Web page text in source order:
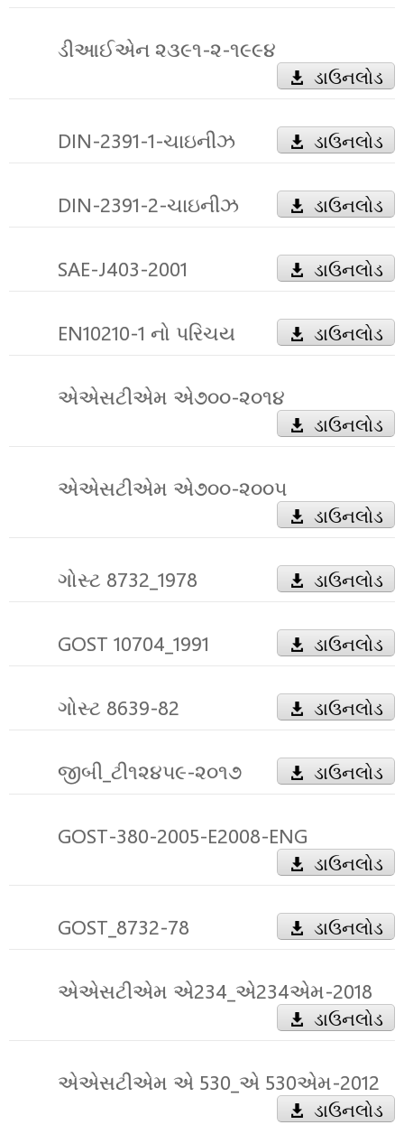
ડીઆઈએન ૨૩૯૧-૨-૧૯૯૪
ડાઉનલોડ
DIN-2391-1-ચાઇનીઝ ડાઉનલોડ
DIN-2391-2-ચાઇનીઝ ડાઉનલોડ
SAE-J403-2001 ડાઉનલોડ
EN10210-1 નો પરિચય ડાઉનલોડ
એએસટીએમ એ૭૦૦-૨૦૧૪
ડાઉનલોડ
એએસટીએમ એ૭૦૦-૨૦૦૫
ડાઉનલોડ
ગોસ્ટ 8732_1978 ડાઉનલોડ
GOST 10704_1991 ડાઉનલોડ
ગોસ્ટ 8639-82 ડાઉનલોડ
જીબી_ટી૧૨૪૫૯-૨૦૧૭ ડાઉનલોડ
GOST-380-2005-E2008-ENG
ડાઉનલોડ
GOST_8732-78 ડાઉનલોડ
એએસટીએમ એ234_એ234એમ-2018
ડાઉનલોડ
એએસટીએમ એ 530_એ 530એમ-2012
ડાઉનલોડ